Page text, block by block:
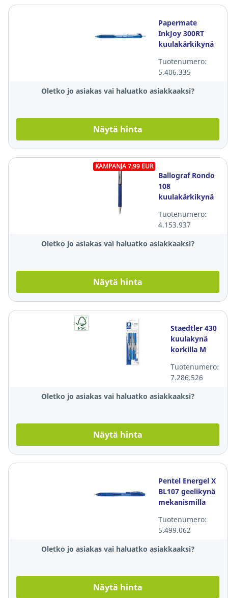
Papermate
InkJoy 300RT
kuulakärkikynä
0,3mm sininen
Tuotenumero:
5.406.335
Oletko jo asiakas vai haluatko asiakkaaksi?
Näytä hinta
KAMPANJA 7,99 EUR
Ballograf Rondo
108
kuulakärkikynä
Tuotenumero:
4.153.937
Oletko jo asiakas vai haluatko asiakkaaksi?
Näytä hinta
Staedtler 430
kuulakynä
korkilla M
sininen, 1
kpl=6 kynää
Tuotenumero:
7.286.526
Oletko jo asiakas vai haluatko asiakkaaksi?
Näytä hinta
Pentel Energel X
BL107 geelikynä
mekanismilla
Tuotenumero:
5.499.062
Oletko jo asiakas vai haluatko asiakkaaksi?
Näytä hinta